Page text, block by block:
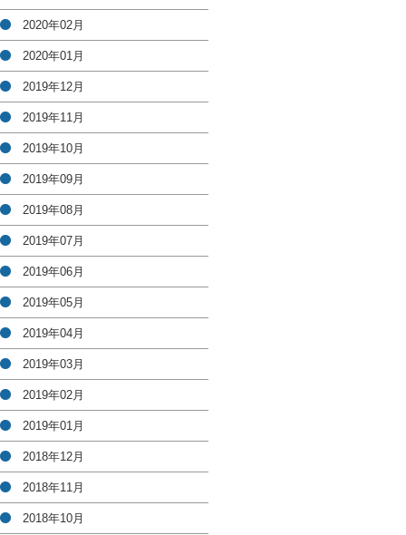
2020年02月
2020年01月
2019年12月
2019年11月
2019年10月
2019年09月
2019年08月
2019年07月
2019年06月
2019年05月
2019年04月
2019年03月
2019年02月
2019年01月
2018年12月
2018年11月
2018年10月